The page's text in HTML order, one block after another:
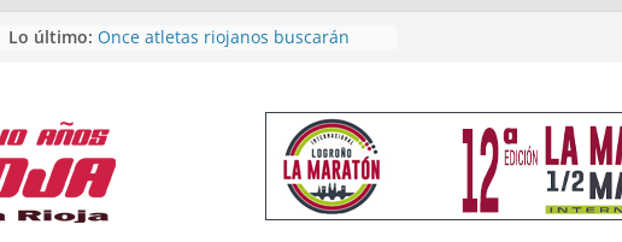
Lo último: Once atletas riojanos buscarán
Un bronce en 4×400 y tres puestos
de finalista cierran la participación
riojana en en Nacional de Málaga
El equipo femenino del Tritones
Rioja alcanza el podio nacional de
Acuatlón en Calahorra